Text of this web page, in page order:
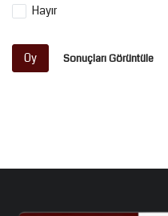
Hayır
Oy Sonuçları Görüntüle